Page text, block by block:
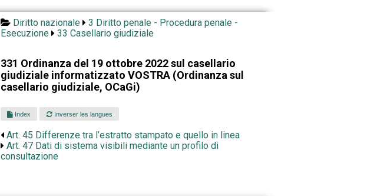
Diritto nazionale
3 Diritto penale - Procedura penale -
Esecuzione
33 Casellario giudiziale
331 Ordinanza del 19 ottobre 2022 sul casellario
giudiziale informatizzato VOSTRA (Ordinanza sul
casellario giudiziale, OCaGi)
Index Inverser les langues
Art. 45 Differenze tra l’estratto stampato e quello in linea
Art. 47 Dati di sistema visibili mediante un profilo di
consultazione